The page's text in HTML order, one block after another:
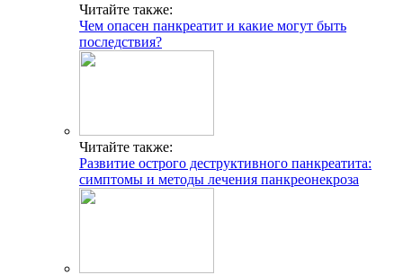
Читайте также:
Чем опасен панкреатит и какие могут быть
последствия?
Читайте также:
Развитие острого деструктивного панкреатита:
симптомы и методы лечения панкреонекроза